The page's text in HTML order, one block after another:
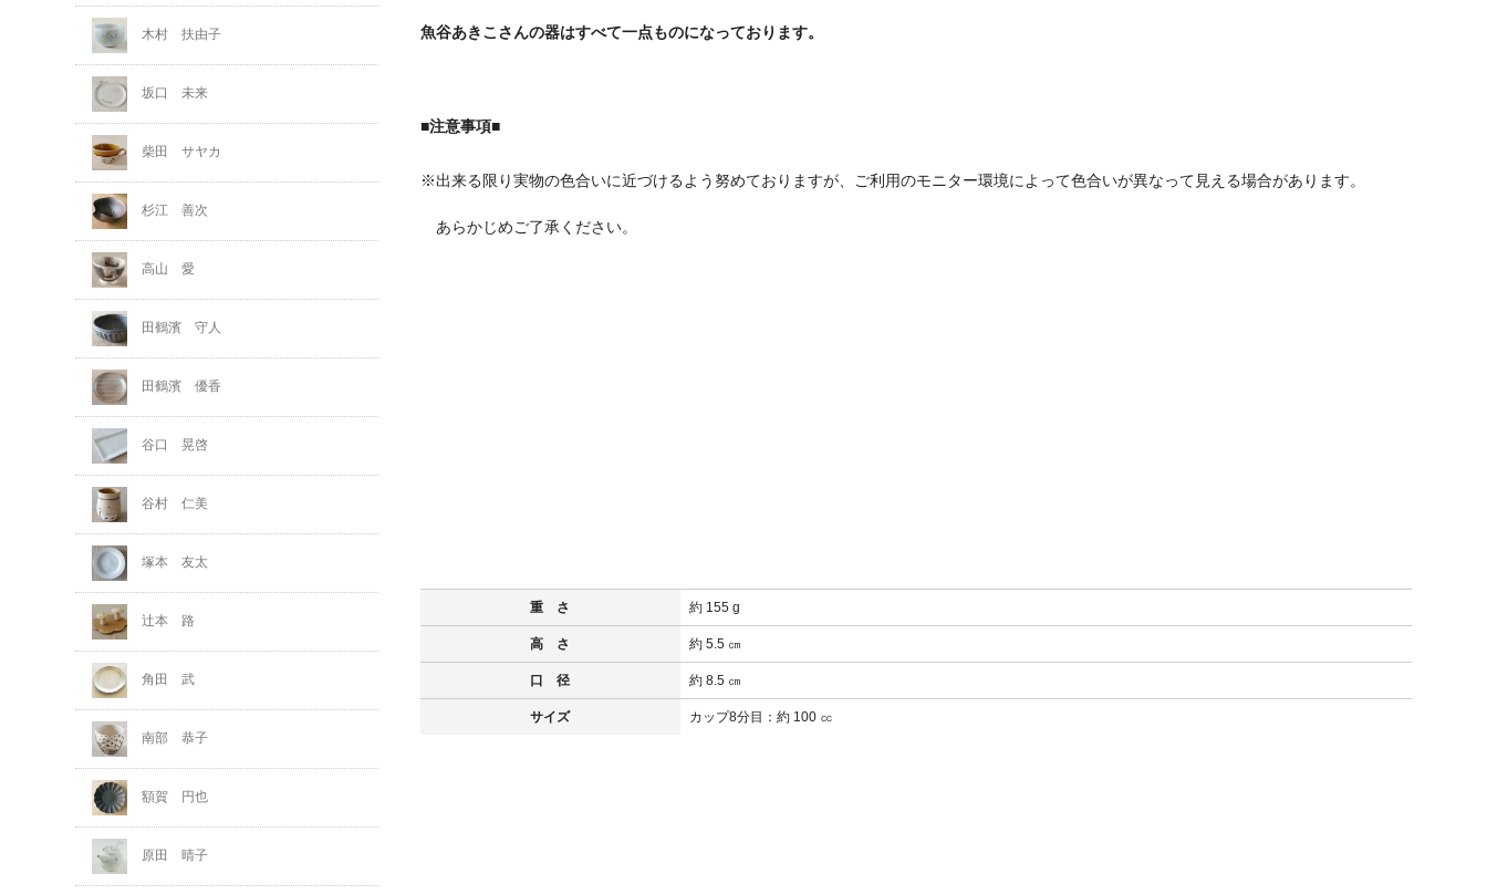
魚谷あきこさんの器はすべて一点ものになっております。
■注意事項■
※出来る限り実物の色合いに近づけるよう努めておりますが、ご利用のモニター環境によって色合いが異なって見える場合があります。
あらかじめご了承ください。
重 さ 約 155 g
高 さ 約 5.5 ㎝
口 径 約 8.5 ㎝
サイズ カップ8分目：約 100 ㏄
木村 扶由子
坂口 未来
柴田 サヤカ
杉江 善次
高山 愛
田鶴濱 守人
田鶴濱 優香
谷口 晃啓
谷村 仁美
塚本 友太
辻本 路
角田 武
南部 恭子
額賀 円也
原田 晴子